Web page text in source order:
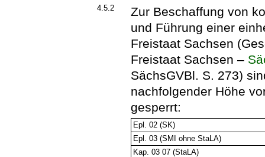
4.5.2
Zur Beschaffung von
und Führung einer
Freistaat Sachsen
Freistaat Sachsen –
SächsGVBl. S. 273)
nachfolgender Höhe
gesperrt:
Epl. 02 (SK)
Epl. 03 (SMI ohne StaLA)
Kap. 03 07 (StaLA)